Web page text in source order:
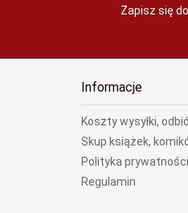
Zapisz się
Informacje
Koszty wysyłki,
Skup książek,
Polityka prywatności
Regulamin